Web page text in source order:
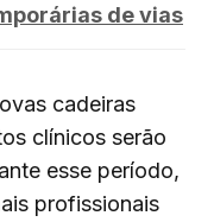
de vias
cadeiras
clínicos serão
esse período,
profissionais